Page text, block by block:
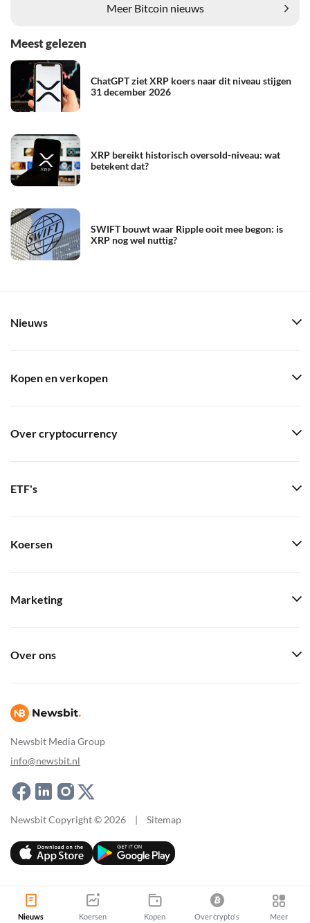
Meer Bitcoin nieuws
Meest gelezen
ChatGPT ziet XRP koers naar dit niveau stijgen
31 december 2026
XRP bereikt historisch oversold-niveau: wat
betekent dat?
SWIFT bouwt waar Ripple ooit mee begon: is
XRP nog wel nuttig?
Newsbit Media Group
info@newsbit.nl
Nieuws
Kopen en verkopen
Over cryptocurrency
ETF's
Koersen
Marketing
Over ons
Newsbit Copyright © 2026 | Sitemap
Nieuws Koersen Kopen Over crypto's Meer